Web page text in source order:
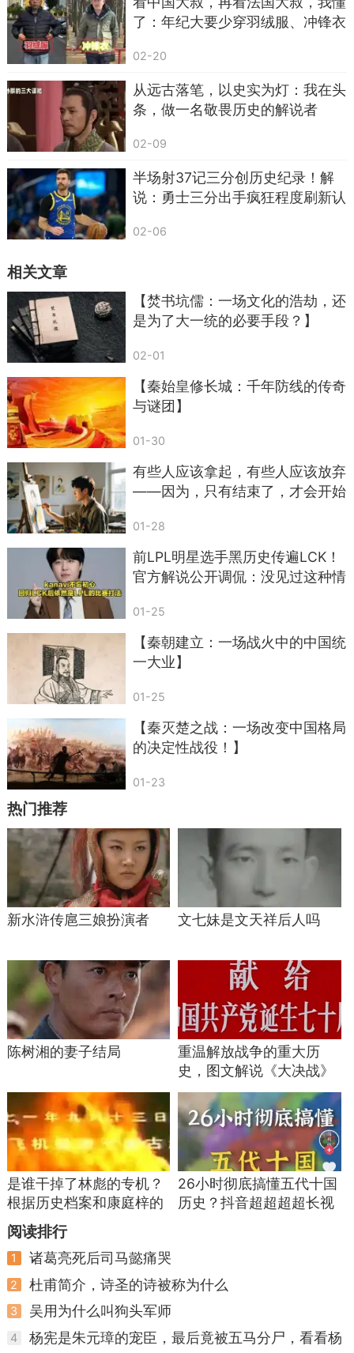
了：年纪大要少穿羽绒服、冲锋衣
02-20
从远古落笔，以史实为灯：我在头
条，做一名敬畏历史的解说者
02-09
半场射37记三分创历史纪录！解
说：勇士三分出手疯狂程度刷新认
02-06
相关文章
【焚书坑儒：一场文化的浩劫，还
是为了大一统的必要手段？】
02-01
【秦始皇修长城：千年防线的传奇
与谜团】
01-30
有些人应该拿起，有些人应该放弃
——因为，只有结束了，才会开始
01-28
前LPL明星选手黑历史传遍LCK！
官方解说公开调侃：没见过这种情
01-25
【秦朝建立：一场战火中的中国统
一大业】
01-25
【秦灭楚之战：一场改变中国格局
的决定性战役！】
01-23
热门推荐
新水浒传扈三娘扮演者 文七妹是文天祥后人吗
陈树湘的妻子结局
重温解放战争的重大历
史，图文解说《大决战》
三部曲（1）
是谁干掉了林彪的专机？
根据历史档案和康庭梓的
回忆，揭开答案
26小时彻底搞懂五代十国
历史？抖音超超超超长视
阅读排行
1 诸葛亮死后司马懿痛哭
2 杜甫简介，诗圣的诗被称为什么
3 吴用为什么叫狗头军师
4
杨宪是朱元璋的宠臣，最后竟被五马分尸，看看杨